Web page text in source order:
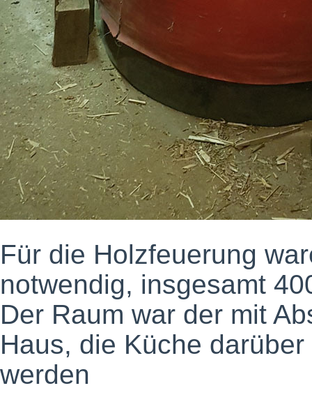
Für die Holzfeuerung
notwendig, insgesamt
Der Raum war der mit
Haus, die Küche
werden